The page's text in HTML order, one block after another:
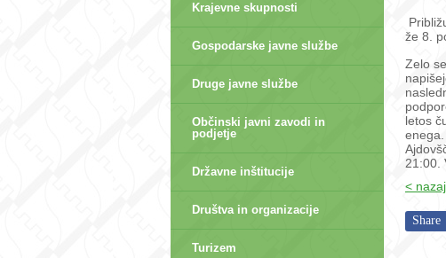
Krajevne skupnosti
Gospodarske javne službe
Druge javne službe
Občinski javni zavodi in
podjetje
Državne inštitucije
Društva in organizacije
Turizem
že 8.
Zelo
letos
21:00.
<
Share